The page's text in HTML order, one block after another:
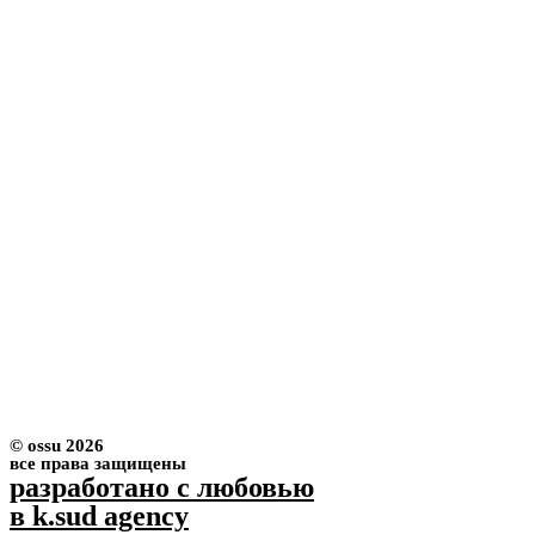
© ossu 2026
все права защищены
разработано с любовью
в k.sud agency